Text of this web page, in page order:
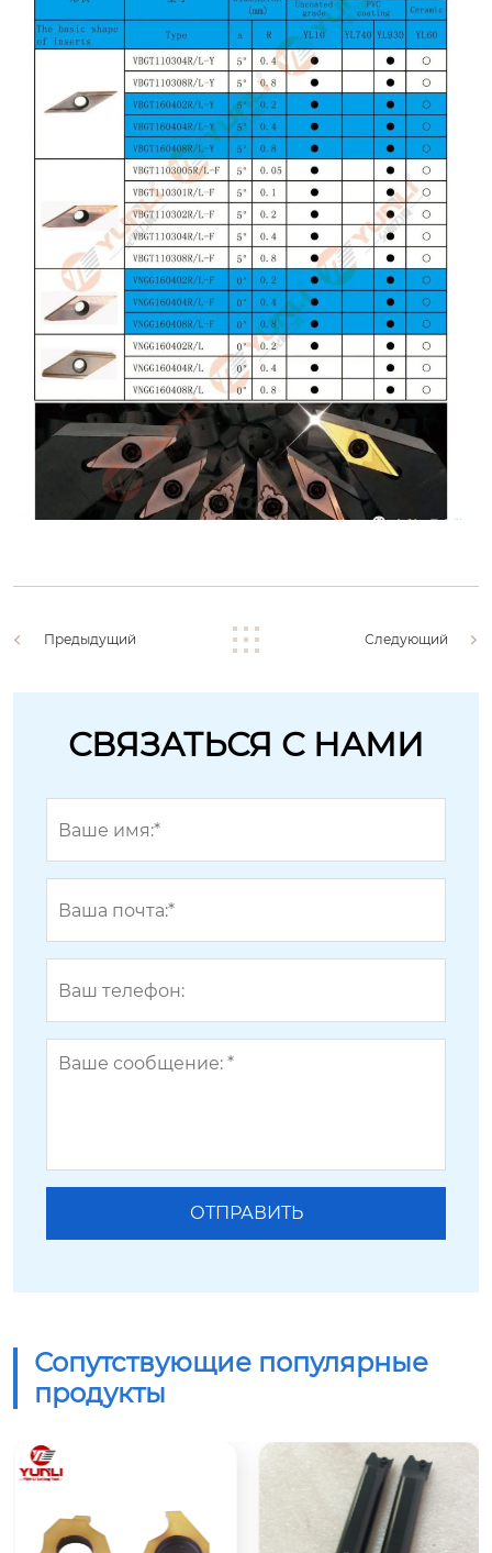
Предыдущий Следующий
СВЯЗАТЬСЯ С НАМИ
Сопутствующие популярные
продукты